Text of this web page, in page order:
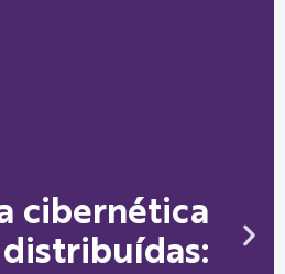
cibernética